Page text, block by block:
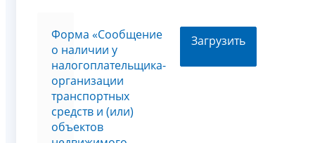
Форма «Сообщение
о наличии у
налогоплательщика-
организации
транспортных
средств и (или)
объектов
Загрузить